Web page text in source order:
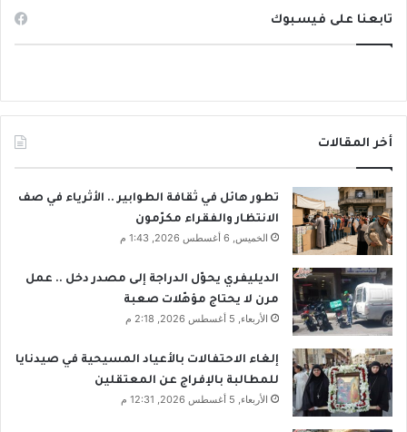
تابعنا على فيسبوك
أخر المقالات
تطور هائل في ثقافة الطوابير .. الأثرياء في صف
الانتظار والفقراء مكرّمون
الخميس, 6 أغسطس 2026, 1:43 م
الديليفري يحوّل الدراجة إلى مصدر دخل .. عمل
مرن لا يحتاج مؤهّلات صعبة
الأربعاء, 5 أغسطس 2026, 2:18 م
إلغاء الاحتفالات بالأعياد المسيحية في صيدنايا
للمطالبة بالإفراج عن المعتقلين
الأربعاء, 5 أغسطس 2026, 12:31 م